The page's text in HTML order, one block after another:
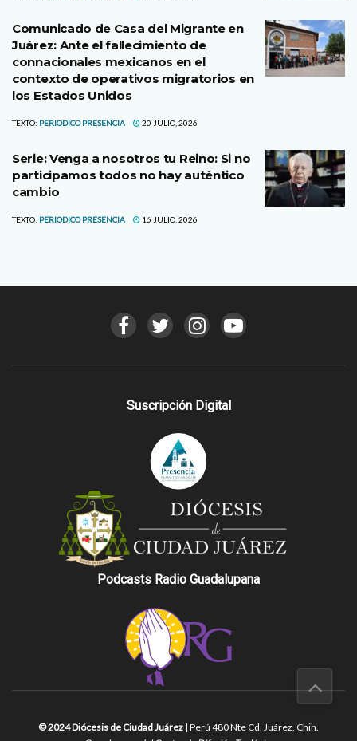
Comunicado de Casa del Migrante en
Juárez: Ante el fallecimiento de
connacionales mexicanos en el
contexto de operativos migratorios en
los Estados Unidos
TEXTO: PERIODICO PRESENCIA 20 JULIO, 2026
Serie: Venga a nosotros tu Reino: Si no
participamos todos no hay auténtico
cambio
TEXTO: PERIODICO PRESENCIA 16 JULIO, 2026
Suscripción Digital
Podcasts Radio Guadalupana
© 2024 Diócesis de Ciudad Juárez | Perú 480 Nte Cd. Juárez, Chih.